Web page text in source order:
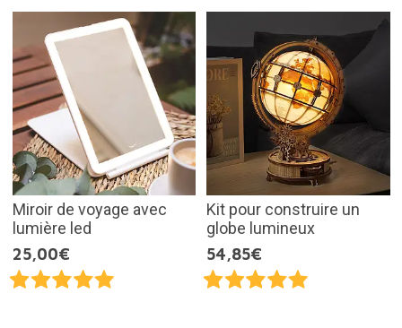
Miroir de voyage avec
lumière led
25,00€
Kit pour construire un
globe lumineux
54,85€